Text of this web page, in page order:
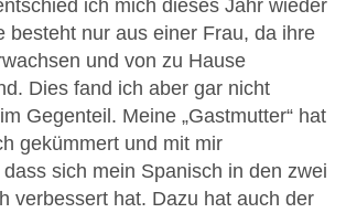
ich mich dieses Jahr wieder
besteht nur aus einer Frau, da ihre
und von zu Hause
Dies fand ich aber gar nicht
Gegenteil. Meine „Gastmutter“ hat
gekümmert und mit mir
sich mein Spanisch in den zwei
verbessert hat. Dazu hat auch der